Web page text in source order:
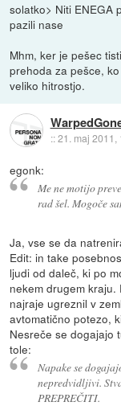
solatko> Niti ENEGA
pazili nase
Mhm, ker je pešec
prehoda za pešce,
veliko hitrostjo.
::21. maj 2011,
egonk:
Me ne motijo
rad šel. Mogoče
Ja, vse se da
Edit: in take
ljudi od daleč, ki po
nekem drugem
najraje ugreznil v
avtomatično potezo,
Nesreče se dogajajo
tole:
Napake se
nepredvidljivi.
PREPREČITI.